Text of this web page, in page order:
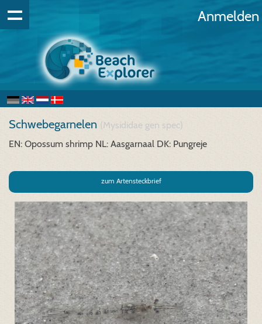
Anmelden
Schwebegarnelen (Mysididae gen spec)
EN: Opossum shrimp NL: Aasgarnaal DK: Pungreje
zum Artensteckbrief